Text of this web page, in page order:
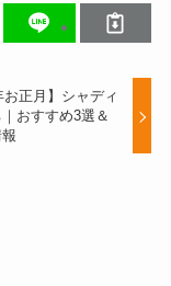
お正月】シャディ
おすすめ3選＆